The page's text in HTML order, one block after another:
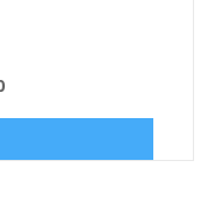
Current
฿99.00.